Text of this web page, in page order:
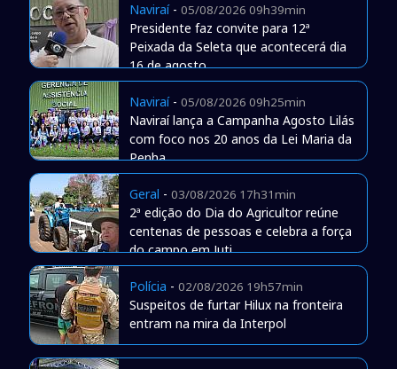
Naviraí- 05/08/2026 09h39min
Presidente faz convite para 12ª
Peixada da Seleta que acontecerá dia
16 de agosto
Naviraí- 05/08/2026 09h25min
Naviraí lança a Campanha Agosto Lilás
com foco nos 20 anos da Lei Maria da
Penha
Geral - 03/08/2026 17h31min
2ª edição do Dia do Agricultor reúne
centenas de pessoas e celebra a força
do campo em Juti
Polícia - 02/08/2026 19h57min
Suspeitos de furtar Hilux na fronteira
entram na mira da Interpol